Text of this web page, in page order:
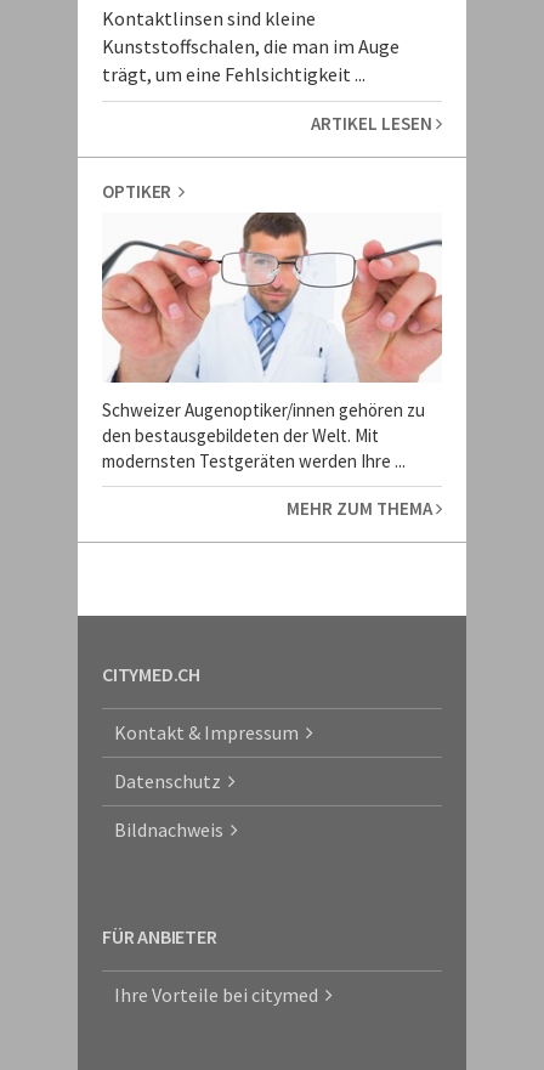
Kontaktlinsen sind kleine
Kunststoffschalen, die man im Auge
trägt, um eine Fehlsichtigkeit ...
ARTIKEL LESEN
OPTIKER
Schweizer Augenoptiker/innen gehören zu
den bestausgebildeten der Welt. Mit
modernsten Testgeräten werden Ihre ...
MEHR ZUM THEMA
CITYMED.CH
Kontakt & Impressum
Datenschutz
Bildnachweis
FÜR ANBIETER
Ihre Vorteile bei citymed